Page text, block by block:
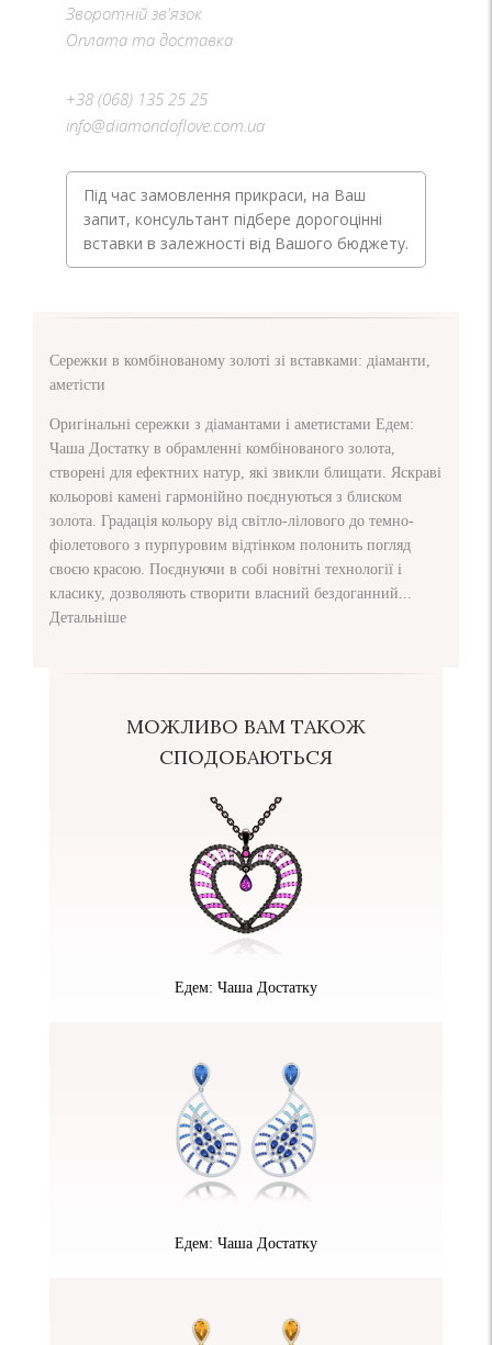
Зворотній зв'язок
Оплата та доставка
+38 (068) 135 25 25
info@diamondoflove.com.ua
Під час замовлення прикраси, на Ваш
запит, консультант підбере дорогоцінні
вставки в залежності від Вашого бюджету.
Сережки в комбінованому золоті зі вставками: діаманти,
аметісти
Оригінальні сережки з діамантами і аметистами Едем:
Чаша Достатку в обрамленні комбінованого золота,
створені для ефектних натур, які звикли блищати. Яскраві
кольорові камені гармонійно поєднуються з блиском
золота. Градація кольору від світло-лілового до темно-
фіолетового з пурпуровим відтінком полонить погляд
своєю красою. Поєднуючи в собі новітні технології і
класику, дозволяють створити власний бездоганний...
Детальніше
МОЖЛИВО ВАМ ТАКОЖ
СПОДОБАЮТЬСЯ
Едем: Чаша Достатку
Едем: Чаша Достатку